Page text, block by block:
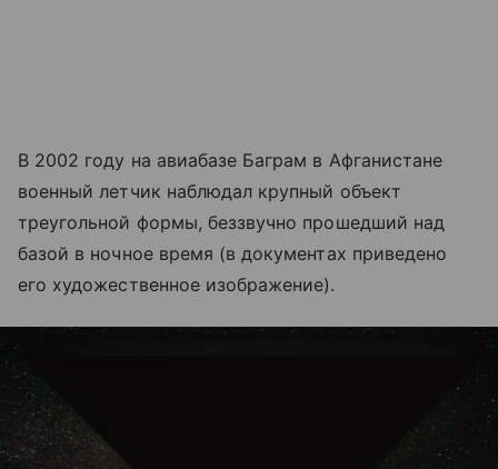
В 2002 году на авиабазе Баграм в Афганистане
военный летчик наблюдал крупный объект
треугольной формы, беззвучно прошедший над
базой в ночное время (в документах приведено
его художественное изображение).